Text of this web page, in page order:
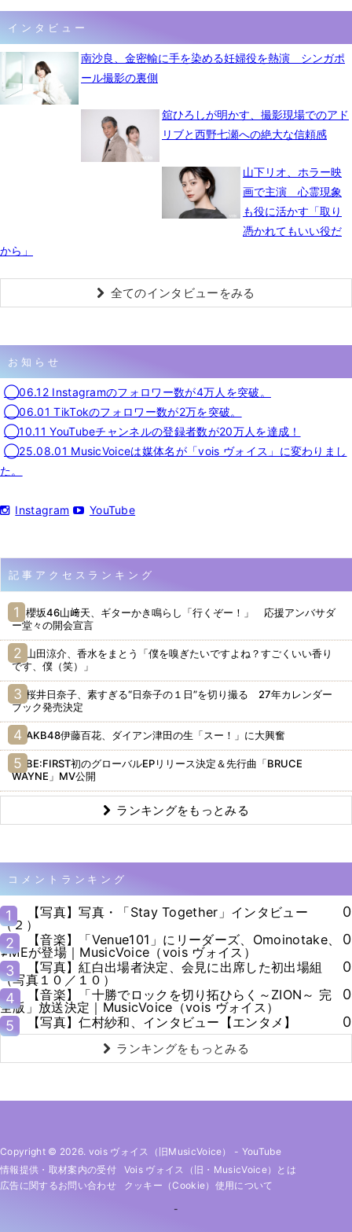
インタビュー
南沙良、金密輸に手を染める妊婦役を熱演 シンガポ
ール撮影の裏側
舘ひろしが明かす、撮影現場でのアド
リブと西野七瀬への絶大な信頼感
山下リオ、ホラー映
画で主演 心霊現象
も役に活かす「取り
憑かれてもいい役だ
から」
全てのインタビューをみる
お知らせ
◯06.12 Instagramのフォロワー数が4万人を突破。
◯06.01 TikTokのフォロワー数が2万を突破。
◯10.11 YouTubeチャンネルの登録者数が20万人を達成！
◯25.08.01 MusicVoiceは媒体名が「vois ヴォイス」に変わりまし
た。
Instagram YouTube
記事アクセスランキング
櫻坂46山﨑天、ギターかき鳴らし「行くぞー！」 応援アンバサダ
ー堂々の開会宣言
山田涼介、香水をまとう「僕を嗅ぎたいですよね？すごくいい香り
です、僕（笑）」
桜井日奈子、素すぎる“日奈子の１日”を切り撮る 27年カレンダー
ブック発売決定
AKB48伊藤百花、ダイアン津田の生「スー！」に大興奮
BE:FIRST初のグローバルEPリリース決定＆先行曲「BRUCE
WAYNE」MV公開
ランキングをもっとみる
コメントランキング
1
【写真】写真・「Stay Together」インタビュー
（２）
0
2
【音楽】「Venue101」にリーダーズ、Omoinotake、
≠MEが登場｜MusicVoice（vois ヴォイス）
0
3
【写真】紅白出場者決定、会見に出席した初出場組
（写真１０／１０）
0
4
【音楽】「十勝でロックを切り拓ひらく～ZION～ 完
全版」放送決定｜MusicVoice（vois ヴォイス）
0
5
【写真】仁村紗和、インタビュー【エンタメ】 0
ランキングをもっとみる
Copyright © 2026. vois ヴォイス（旧MusicVoice） - YouTube
情報提供・取材案内の受付
Vois ヴォイス（旧・MusicVoice）とは
広告に関するお問い合わせ
クッキー（cookie）使用について
-